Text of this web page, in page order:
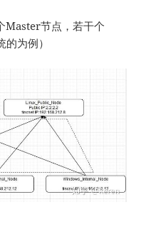
Master节点，若干个
为例）